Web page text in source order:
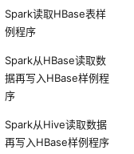
Spark读取HBase表样
例程序
Spark从HBase读取数
据再写入HBase样例程
序
Spark从Hive读取数据
再写入HBase样例程序